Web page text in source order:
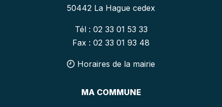
50442 La Hague cedex
Tél : 02 33 01 53 33
Fax : 02 33 01 93 48
Horaires de la mairie
MA COMMUNE